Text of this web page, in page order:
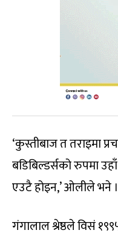
‘कुस्तीबाज त तराइमा
बडिबिल्डर्सको रुपमा
एउटै होइन,’ ओलीले भने ।
गंगालाल श्रेष्ठले विसं